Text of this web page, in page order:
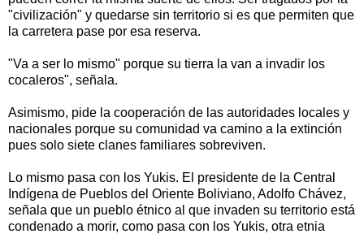
"civilización" y quedarse sin territorio si es que permiten que
la carretera pase por esa reserva.
"Va a ser lo mismo" porque su tierra la van a invadir los
cocaleros", señala.
Asimismo, pide la cooperación de las autoridades locales y
nacionales porque su comunidad va camino a la extinción
pues solo siete clanes familiares sobreviven.
Lo mismo pasa con los Yukis. El presidente de la Central
Indígena de Pueblos del Oriente Boliviano, Adolfo Chávez,
señala que un pueblo étnico al que invaden su territorio está
condenado a morir, como pasa con los Yukis, otra etnia